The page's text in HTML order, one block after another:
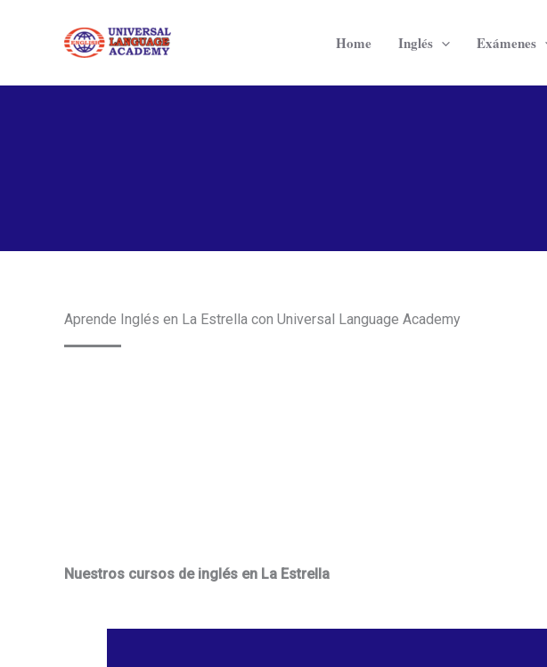
Home Inglés Exámenes
Aprende Inglés en La Estrella con Universal Language Academy
Nuestros cursos de inglés en La Estrella